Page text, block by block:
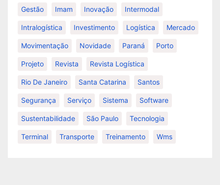
Gestão Imam Inovação Intermodal
Intralogística Investimento Logística Mercado
Movimentação Novidade Paraná Porto
Projeto Revista Revista Logística
Rio De Janeiro Santa Catarina Santos
Segurança Serviço Sistema Software
Sustentabilidade São Paulo Tecnologia
Terminal Transporte Treinamento Wms